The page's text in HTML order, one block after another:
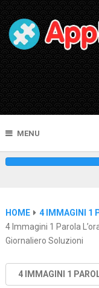
MENU
HOME
4 IMMAGINI 1
4 Immagini 1 Parola
Giornaliero Soluzioni
4 IMMAGINI 1